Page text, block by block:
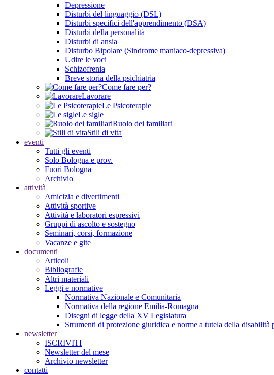
Depressione
Disturbi del linguaggio (DSL)
Disturbi specifici dell'apprendimento (DSA)
Disturbi della personalità
Disturbi di ansia
Disturbo Bipolare (Sindrome maniaco-depressiva)
Udire le voci
Schizofrenia
Breve storia della psichiatria
Come fare per?
Lavorare
Le Psicoterapie
Le sigle
Ruolo dei familiari
Stili di vita
eventi
Tutti gli eventi
Solo Bologna e prov.
Fuori Bologna
Archivio
attività
Amicizia e divertimenti
Attività sportive
Attività e laboratori espressivi
Gruppi di ascolto e sostegno
Seminari, corsi, formazione
Vacanze e gite
documenti
Articoli
Bibliografie
Altri materiali
Leggi e normative
Normativa Nazionale e Comunitaria
Normativa della regione Emilia-Romagna
Disegni di legge della XV Legislatura
Strumenti di protezione giuridica e norme a tutela della disabilità
newsletter
ISCRIVITI
Newsletter del mese
Archivio newsletter
contatti